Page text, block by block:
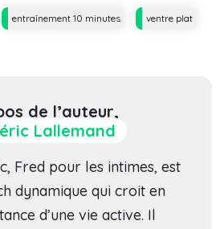
entraînement 10 minutes ventre plat
de l’auteur,
Lallemand
Fred pour les intimes, est
dynamique qui croit en
d’une vie active. Il